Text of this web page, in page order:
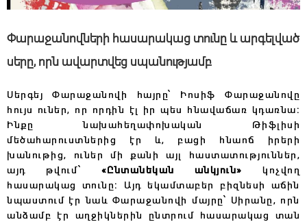
Փարաջանովների հասարակաց տունը և արգելված
սերը, որն ավարտվեց սպանությամբ
Սերգեյ Փարաջանովի հայրը՝ Իոսիֆ Փարաջանովը
հույս ուներ, որ որդին էլ իր պես հնավաճառ կդառնա։
Ինքը նախահեղափոխական Թիֆլիսի
մեծահարուստներից էր և, բացի հնաոճ իրերի
խանութից, ուներ մի քանի այլ հաստատություններ,
այդ թվում՝ «Ընտանեկան անկյուն» կոչվող
հասարակաց տունը։ Այդ եկամտաբեր բիզնեսի աճին
նպաստում էր նաև Փարաջանովի մայրը՝ Սիրանը, որն
անձամբ էր աղջիկներին ընտրում հասարակաց տան